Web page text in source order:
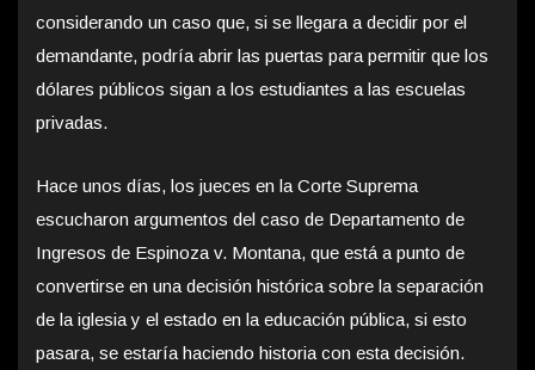
considerando un caso que, si se llegara a decidir por el
demandante, podría abrir las puertas para permitir que los
dólares públicos sigan a los estudiantes a las escuelas
privadas.
Hace unos días, los jueces en la Corte Suprema
escucharon argumentos del caso de Departamento de
Ingresos de Espinoza v. Montana, que está a punto de
convertirse en una decisión histórica sobre la separación
de la iglesia y el estado en la educación pública, si esto
pasara, se estaría haciendo historia con esta decisión.